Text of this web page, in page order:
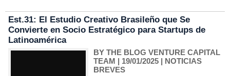
Est.31: El Estudio Creativo Brasileño que Se
Convierte en Socio Estratégico para Startups de
Latinoamérica
BY THE BLOG VENTURE CAPITAL
TEAM | 19/01/2025 | NOTICIAS
BREVES